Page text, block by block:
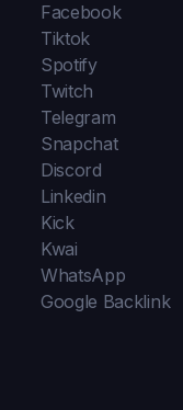
Facebook
Tiktok
Spotify
Twitch
Telegram
Snapchat
Discord
Linkedin
Kick
Kwai
WhatsApp
Google Backlink